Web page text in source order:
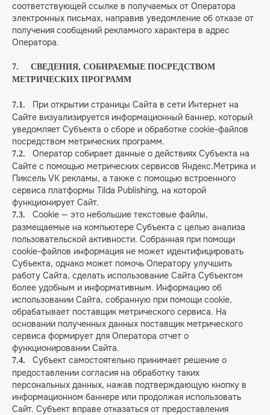
соответствующей ссылке в получаемых от Оператора
электронных письмах, направив уведомление об отказе от
получения сообщений рекламного характера в адрес
Оператора.
7. СВЕДЕНИЯ, СОБИРАЕМЫЕ ПОСРЕДСТВОМ
МЕТРИЧЕСКИХ ПРОГРАММ
7.1. При открытии страницы Сайта в сети Интернет на
Сайте визуализируется информационный баннер, который
уведомляет Субъекта о сборе и обработке cookie-файлов
посредством метрических программ.
7.2. Оператор собирает данные о действиях Субъекта на
Сайте с помощью метрических сервисов Яндекс.Метрика и
Пиксель VK рекламы, а также с помощью встроенного
сервиса платформы Tilda Publishing, на которой
функционирует Сайт.
7.3. Сookie — это небольшие текстовые файлы,
размещаемые на компьютере Субъекта с целью анализа
пользовательской активности. Собранная при помощи
cookie-файлов информация не может идентифицировать
Субъекта, однако может помочь Оператору улучшить
работу Сайта, сделать использование Сайта Субъектом
более удобным и информативным. Информацию об
использовании Сайта, собранную при помощи cookie,
обрабатывает поставщик метрического сервиса. На
основании полученных данных поставщик метрического
сервиса формирует для Оператора отчет о
функционировании Сайта.
7.4. Субъект самостоятельно принимает решение о
предоставлении согласия на обработку таких
персональных данных, нажав подтверждающую кнопку в
информационном баннере или продолжая использовать
Сайт. Субъект вправе отказаться от предоставления